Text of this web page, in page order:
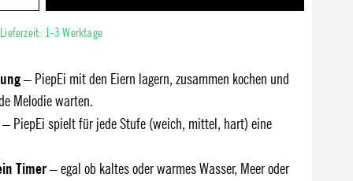
1-3 Werktage
– PiepEi mit den Eiern lagern, zusammen kochen und
Melodie warten.
– PiepEi spielt für jede Stufe (weich, mittel, hart) eine
Timer– egal ob kaltes oder warmes Wasser, Meer oder